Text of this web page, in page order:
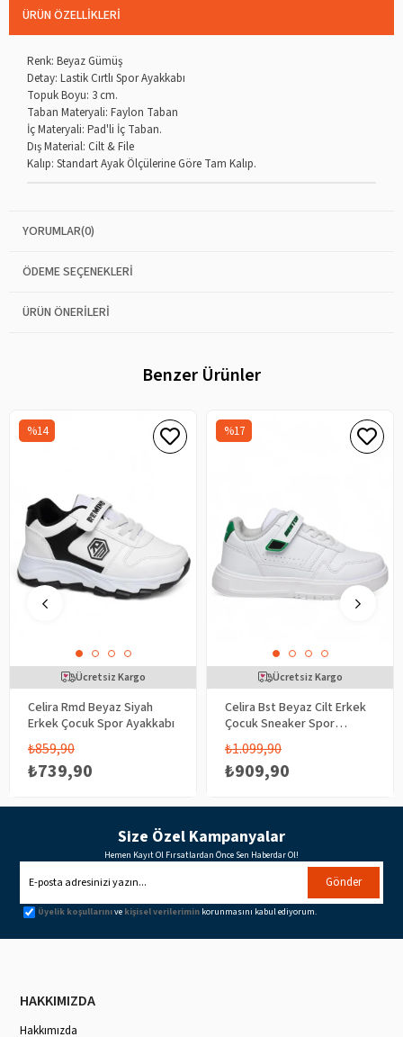
ÜRÜN ÖZELLIKLERI
Renk: Beyaz Gümüş
Detay: Lastik Cırtlı Spor Ayakkabı
Topuk Boyu: 3 cm.
Taban Materyali: Faylon Taban
İç Materyali: Pad'li İç Taban.
Dış Material: Cilt & File
Kalıp: Standart Ayak Ölçülerine Göre Tam Kalıp.
YORUMLAR(0)
ÖDEME SEÇENEKLERI
ÜRÜN ÖNERILERI
Benzer Ürünler
Celira Rmd Beyaz Siyah
Erkek Çocuk Spor Ayakkabı
₺739,90
₺859,90
%14
Ücretsiz Kargo
Celira Bst Beyaz Cilt Erkek
Çocuk Sneaker Spor
Ayakkabı
₺909,90
₺1.099,90
%17
Ücretsiz Kargo
Size Özel Kampanyalar
Hemen Kayıt Ol Fırsatlardan Önce Sen Haberdar Ol!
Gönder
Üyelik koşullarınıve kişisel verilerimin korunmasını kabul ediyorum.
HAKKIMIZDA
Hakkımızda